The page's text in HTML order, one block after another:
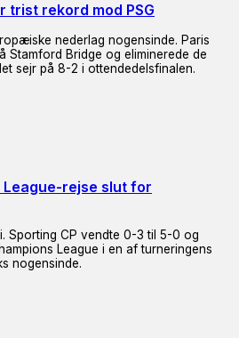
trist rekord mod PSG
nederlag nogensinde. Paris
Stamford Bridge og eliminerede de
sejr på 8-2 i ottendedelsfinalen.
League-rejse slut for
Sporting CP vendte 0-3 til 5-0 og
League i en af turneringens
nogensinde.